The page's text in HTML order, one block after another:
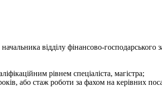
відділу фінансово-господарського
рівнем спеціаліста, магістра;
або стаж роботи за фахом на керівних